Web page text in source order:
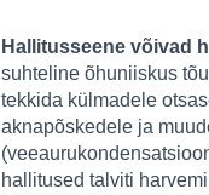
Hallitusseene võivad
suhteline õhuniiskus
tekkida külmadele
aknapõskedele ja
hallitused talviti